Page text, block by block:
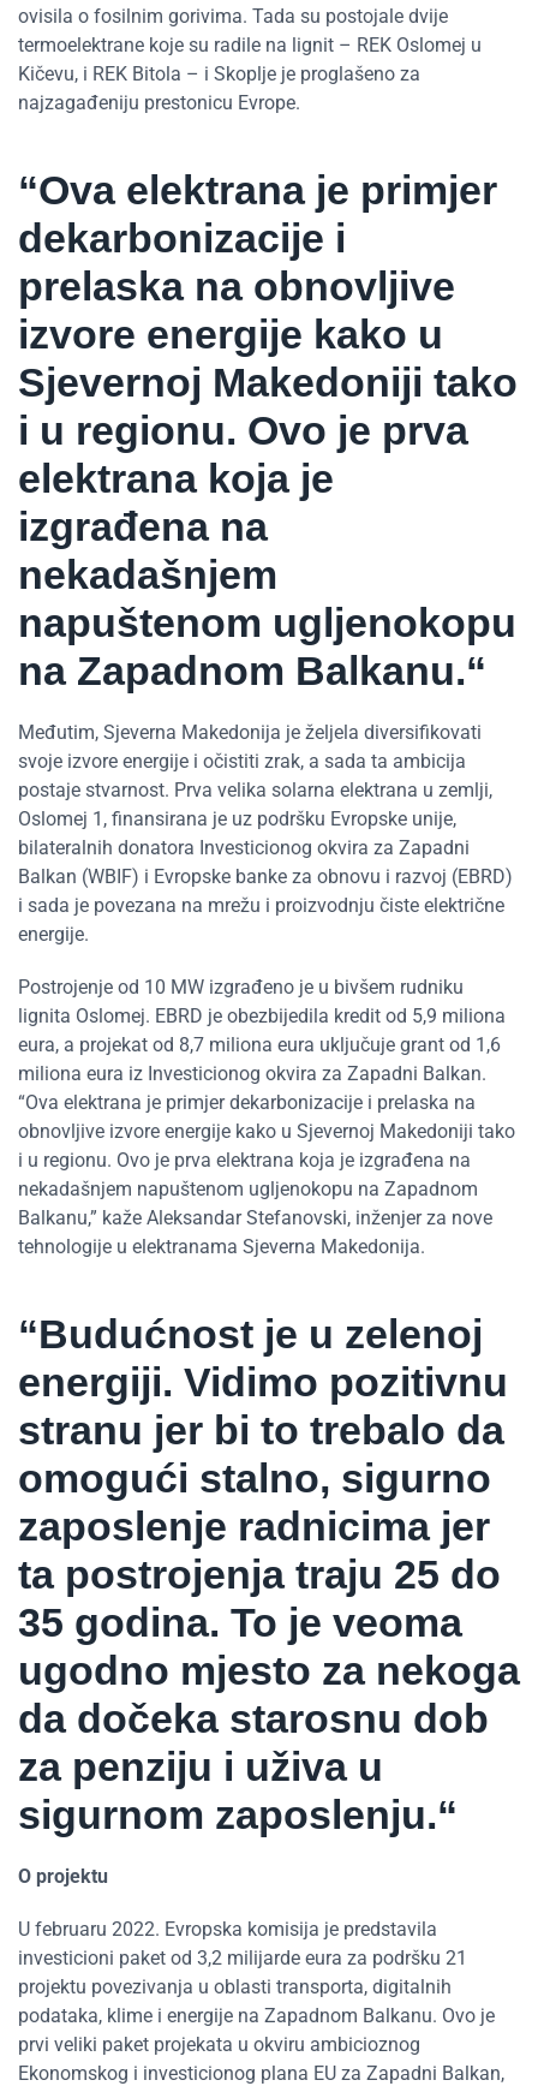
ovisila o fosilnim gorivima. Tada su postojale dvije
termoelektrane koje su radile na lignit – REK Oslomej u
Kičevu, i REK Bitola – i Skoplje je proglašeno za
najzagađeniju prestonicu Evrope.
“Ova elektrana je primjer
dekarbonizacije i
prelaska na obnovljive
izvore energije kako u
Sjevernoj Makedoniji tako
i u regionu. Ovo je prva
elektrana koja je
izgrađena na
nekadašnjem
napuštenom ugljenokopu
na Zapadnom Balkanu.“
Međutim, Sjeverna Makedonija je željela diversifikovati
svoje izvore energije i očistiti zrak, a sada ta ambicija
postaje stvarnost. Prva velika solarna elektrana u zemlji,
Oslomej 1, finansirana je uz podršku Evropske unije,
bilateralnih donatora Investicionog okvira za Zapadni
Balkan (WBIF) i Evropske banke za obnovu i razvoj (EBRD)
i sada je povezana na mrežu i proizvodnju čiste električne
energije.
Postrojenje od 10 MW izgrađeno je u bivšem rudniku
lignita Oslomej. EBRD je obezbijedila kredit od 5,9 miliona
eura, a projekat od 8,7 miliona eura uključuje grant od 1,6
miliona eura iz Investicionog okvira za Zapadni Balkan.
“Ova elektrana je primjer dekarbonizacije i prelaska na
obnovljive izvore energije kako u Sjevernoj Makedoniji tako
i u regionu. Ovo je prva elektrana koja je izgrađena na
nekadašnjem napuštenom ugljenokopu na Zapadnom
Balkanu,” kaže Aleksandar Stefanovski, inženjer za nove
tehnologije u elektranama Sjeverna Makedonija.
“Budućnost je u zelenoj
energiji. Vidimo pozitivnu
stranu jer bi to trebalo da
omogući stalno, sigurno
zaposlenje radnicima jer
ta postrojenja traju 25 do
35 godina. To je veoma
ugodno mjesto za nekoga
da dočeka starosnu dob
za penziju i uživa u
sigurnom zaposlenju.“
O projektu
U februaru 2022. Evropska komisija je predstavila
investicioni paket od 3,2 milijarde eura za podršku 21
projektu povezivanja u oblasti transporta, digitalnih
podataka, klime i energije na Zapadnom Balkanu. Ovo je
prvi veliki paket projekata u okviru ambicioznog
Ekonomskog i investicionog plana EU za Zapadni Balkan,